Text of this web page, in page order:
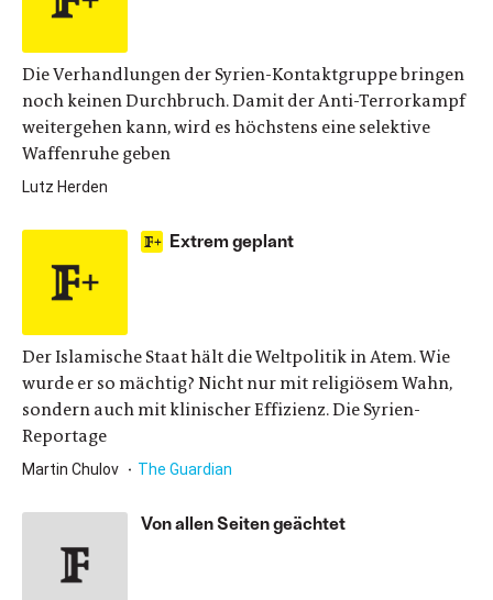
Die Verhandlungen der Syrien-Kontaktgruppe bringen
noch keinen Durchbruch. Damit der Anti-Terrorkampf
weitergehen kann, wird es höchstens eine selektive
Waffenruhe geben
Lutz Herden
Extrem geplant
Der Islamische Staat hält die Weltpolitik in Atem. Wie
wurde er so mächtig? Nicht nur mit religiösem Wahn,
sondern auch mit klinischer Effizienz. Die Syrien-
Reportage
Martin Chulov The Guardian
Von allen Seiten geächtet